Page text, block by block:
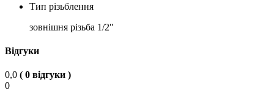
Тип різьблення
зовнішня різьба 1/2"
Відгуки
0,0 ( 0 відгуки )
0